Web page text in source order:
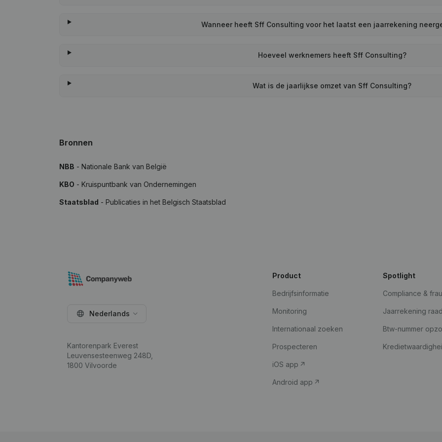
Wanneer heeft Sff Consulting voor het laatst een jaarrekening
Hoeveel werknemers heeft Sff Consulting?
Wat is de jaarlijkse omzet van Sff Consulting?
Bronnen
NBB - Nationale Bank van België
KBO - Kruispuntbank van Ondernemingen
Staatsblad - Publicaties in het Belgisch Staatsblad
Nederlands
Kantorenpark Everest
Leuvensesteenweg 248D,
1800 Vilvoorde
Product
Bedrijfsinformatie
Monitoring
Internationaal zoeken
Prospecteren
iOS app
Android app
Spotlight
Compliance &
Jaarrekening
Btw-nummer